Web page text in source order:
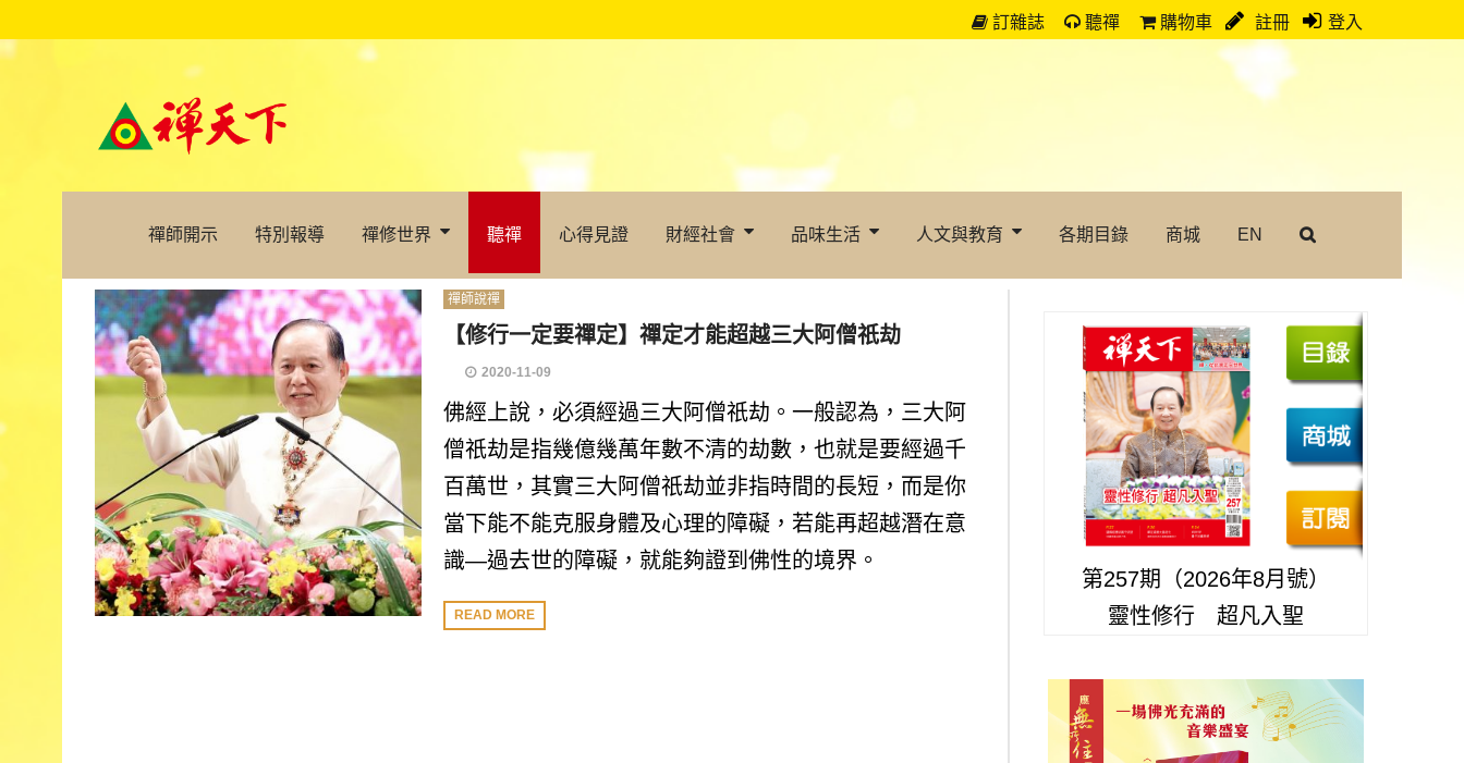
訂雜誌 聽禪 購物車 註冊 登入
禪師開示 特別報導 禪修世界 聽禪 心得見證 財經社會 品味生活 人文與教育 各期目錄 商城 EN
禪師說禪
【修行一定要禪定】禪定才能超越三大阿僧祇劫
2020-11-09
佛經上說，必須經過三大阿僧祇劫。一般認為，三大阿
僧祇劫是指幾億幾萬年數不清的劫數，也就是要經過千
百萬世，其實三大阿僧祇劫並非指時間的長短，而是你
當下能不能克服身體及心理的障礙，若能再超越潛在意
識—過去世的障礙，就能夠證到佛性的境界。
READ MORE
第257期（2026年8月號）
靈性修行 超凡入聖